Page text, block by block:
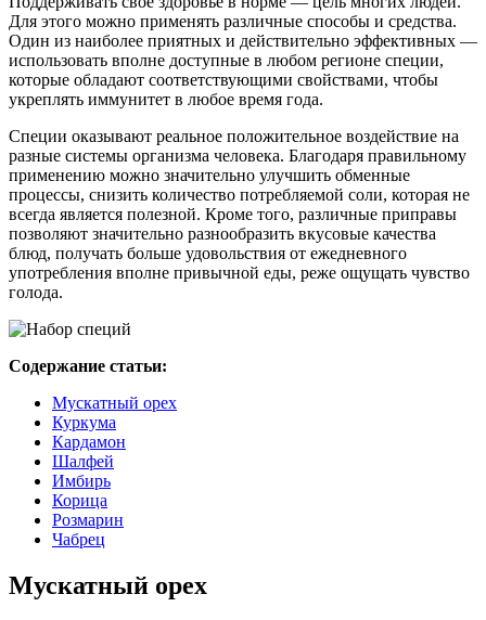
Для этого можно применять различные способы и средства.
Один из наиболее приятных и действительно эффективных —
использовать вполне доступные в любом регионе специи,
которые обладают соответствующими свойствами, чтобы
укреплять иммунитет в любое время года.
Специи оказывают реальное положительное воздействие на
разные системы организма человека. Благодаря правильному
применению можно значительно улучшить обменные
процессы, снизить количество потребляемой соли, которая не
всегда является полезной. Кроме того, различные приправы
позволяют значительно разнообразить вкусовые качества
блюд, получать больше удовольствия от ежедневного
употребления вполне привычной еды, реже ощущать чувство
голода.
Содержание статьи:
Мускатный орех
Куркума
Кардамон
Шалфей
Имбирь
Корица
Розмарин
Чабрец
Мускатный орех